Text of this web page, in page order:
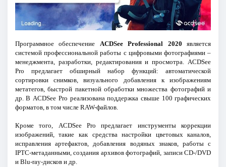
Программное обеспечение ACDSee Professional 2020 является
системой профессиональной работы с цифровыми фотографиями –
менеджмента, разработки, редактирования и просмотра. ACDSee
Pro предлагает обширный набор функций: автоматической
сортировки снимков, визуального добавления к изображениям
метатегов, быстрой пакетной обработки множества фотографий и
др. В ACDSee Pro реализована поддержка свыше 100 графических
форматов, в том числе RAW-файлов.
Кроме того, ACDSee Pro предлагает инструменты коррекции
изображений, такие как средства настройки цветовых каналов,
исправления артефактов, добавления водяных знаков, работы с
IPTC-метаданными, создания архивов фотографий, записи CD-/DVD
и Blu-ray-дисков и др.